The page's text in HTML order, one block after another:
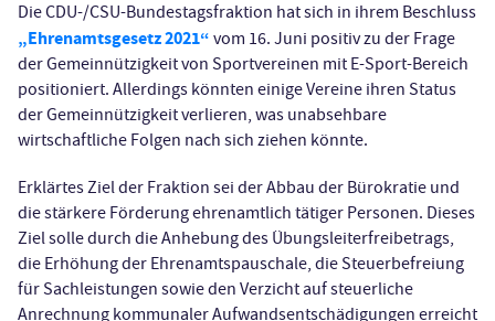
Die CDU-/CSU-Bundestagsfraktion hat sich in ihrem Beschluss
„Ehrenamtsgesetz 2021“ vom 16. Juni positiv zu der Frage
der Gemeinnützigkeit von Sportvereinen mit E-Sport-Bereich
positioniert. Allerdings könnten einige Vereine ihren Status
der Gemeinnützigkeit verlieren, was unabsehbare
wirtschaftliche Folgen nach sich ziehen könnte.
Erklärtes Ziel der Fraktion sei der Abbau der Bürokratie und
die stärkere Förderung ehrenamtlich tätiger Personen. Dieses
Ziel solle durch die Anhebung des Übungsleiterfreibetrags,
die Erhöhung der Ehrenamtspauschale, die Steuerbefreiung
für Sachleistungen sowie den Verzicht auf steuerliche
Anrechnung kommunaler Aufwandsentschädigungen erreicht